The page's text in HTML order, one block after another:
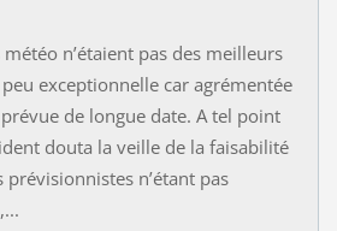
n’étaient pas des meilleurs
exceptionnelle car agrémentée
de longue date. A tel point
douta la veille de la faisabilité
prévisionnistes n’étant pas